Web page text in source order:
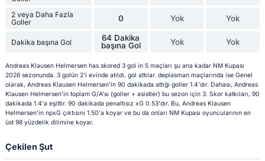
2 veya Daha Fazla
Goller
0 Yok Yok
Dakika başına Gol
64 Dakika
başına Gol
Yok Yok
Andreas Klausen Helmersen has skored 3 gol in 5 maçları şu ana kadar NM Kupası
2026 sezonunda. 3 golün 2'i evinde atıldı, gol attılar. deplasman maçlarında ise Genel
olarak, Andreas Klausen Helmersen'in 90 dakikada attığı goller 1.4'dır. Dahası, Andreas
Klausen Helmersen'in toplam G/A'sı (goller + asistler) bu sezon için 3. Skor katkıları, 90
dakikada 1.4'a eşittir. 90 dakikada penaltısız xG 0.53'dır. Bu, Andreas Klausen
Helmersen'in npxG çıktısını 1.50'a koyar ve bu da onları NM Kupası oyuncularının en
üst 98 yüzdelik dilimine koyar.
Çekilen Şut